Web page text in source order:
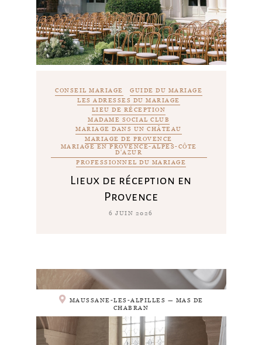
CONSEIL MARIAGE
GUIDE DU MARIAGE
LES ADRESSES DU MARIAGE
LIEU DE RÉCEPTION
MADAME SOCIAL CLUB
MARIAGE DANS UN CHÂTEAU
MARIAGE DE PROVENCE
MARIAGE EN PROVENCE-ALPES-CÔTE
D'AZUR
PROFESSIONNEL DU MARIAGE
Lieux de réception en
Provence
6 JUIN 2026
MAUSSANE-LES-ALPILLES — MAS DE
CHABRAN